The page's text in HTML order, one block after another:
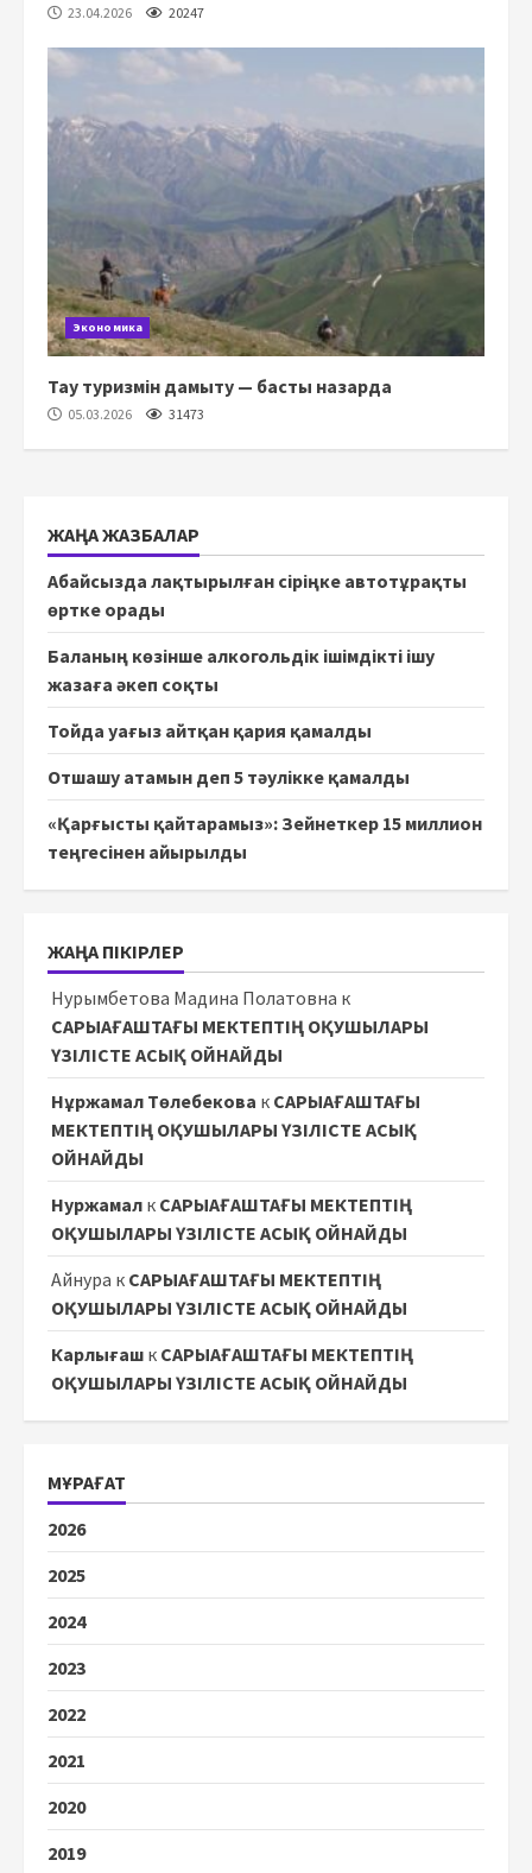
23.04.2026 20247
Экономика
Тау туризмін дамыту — басты назарда
05.03.2026 31473
ЖАҢА ЖАЗБАЛАР
Абайсызда лақтырылған сіріңке автотұрақты
өртке орады
Баланың көзінше алкогольдік ішімдікті ішу
жазаға әкеп соқты
Тойда уағыз айтқан қария қамалды
Отшашу атамын деп 5 тәулікке қамалды
«Қарғысты қайтарамыз»: Зейнеткер 15 миллион
теңгесінен айырылды
ЖАҢА ПІКІРЛЕР
Нурымбетова Мадина Полатовна к
САРЫАҒАШТАҒЫ МЕКТЕПТІҢ ОҚУШЫЛАРЫ
ҮЗІЛІСТЕ АСЫҚ ОЙНАЙДЫ
Нұржамал Төлебекова к САРЫАҒАШТАҒЫ
МЕКТЕПТІҢ ОҚУШЫЛАРЫ ҮЗІЛІСТЕ АСЫҚ
ОЙНАЙДЫ
Нуржамал к САРЫАҒАШТАҒЫ МЕКТЕПТІҢ
ОҚУШЫЛАРЫ ҮЗІЛІСТЕ АСЫҚ ОЙНАЙДЫ
Айнура к САРЫАҒАШТАҒЫ МЕКТЕПТІҢ
ОҚУШЫЛАРЫ ҮЗІЛІСТЕ АСЫҚ ОЙНАЙДЫ
Карлығаш к САРЫАҒАШТАҒЫ МЕКТЕПТІҢ
ОҚУШЫЛАРЫ ҮЗІЛІСТЕ АСЫҚ ОЙНАЙДЫ
МҰРАҒАТ
2026
2025
2024
2023
2022
2021
2020
2019